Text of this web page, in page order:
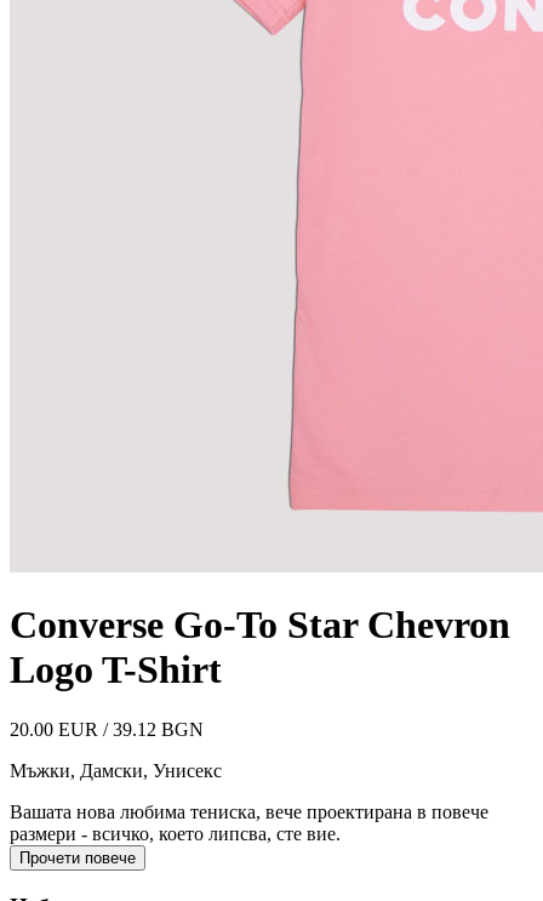
Converse Go-To Star Chevron
Logo T-Shirt
20.00 EUR / 39.12 BGN
Мъжки, Дамски, Унисекс
Вашата нова любима тениска, вече проектирана в повече
размери - всичко, което липсва, сте вие.
Прочети повече